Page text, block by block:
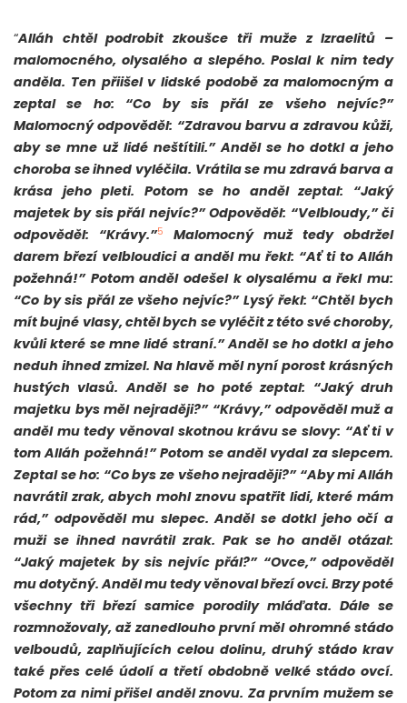
“Alláh chtěl podrobit zkoušce tři muže z Izraelitů –
malomocného, olysalého a slepého. Poslal k nim tedy
anděla. Ten přiišel v lidské podobě za malomocným a
zeptal se ho: “Co by sis přál ze všeho nejvíc?”
Malomocný odpověděl: “Zdravou barvu a zdravou kůži,
aby se mne už lidé neštítili.” Anděl se ho dotkl a jeho
choroba se ihned vyléčila. Vrátila se mu zdravá barva a
krása jeho pleti. Potom se ho anděl zeptal: “Jaký
majetek by sis přál nejvíc?” Odpověděl: “Velbloudy,” či
odpověděl: “Krávy.”5
Malomocný muž tedy obdržel
darem březí velbloudici a anděl mu řekl: “Ať ti to Alláh
požehná!” Potom anděl odešel k olysalému a řekl mu:
“Co by sis přál ze všeho nejvíc?” Lysý řekl: “Chtěl bych
mít bujné vlasy, chtěl bych se vyléčit z této své choroby,
kvůli které se mne lidé straní.” Anděl se ho dotkl a jeho
neduh ihned zmizel. Na hlavě měl nyní porost krásných
hustých vlasů. Anděl se ho poté zeptal: “Jaký druh
majetku bys měl nejraději?” “Krávy,” odpověděl muž a
anděl mu tedy věnoval skotnou krávu se slovy: “Ať ti v
tom Alláh požehná!” Potom se anděl vydal za slepcem.
Zeptal se ho: “Co bys ze všeho nejraději?” “Aby mi Alláh
navrátil zrak, abych mohl znovu spatřit lidi, které mám
rád,” odpověděl mu slepec. Anděl se dotkl jeho očí a
muži se ihned navrátil zrak. Pak se ho anděl otázal:
“Jaký majetek by sis nejvíc přál?” “Ovce,” odpověděl
mu dotyčný. Anděl mu tedy věnoval březí ovci. Brzy poté
všechny tři březí samice porodily mláďata. Dále se
rozmnožovaly, až zanedlouho první měl ohromné stádo
velboudů, zaplňujících celou dolinu, druhý stádo krav
také přes celé údolí a třetí obdobně velké stádo ovcí.
Potom za nimi přišel anděl znovu. Za prvním mužem se